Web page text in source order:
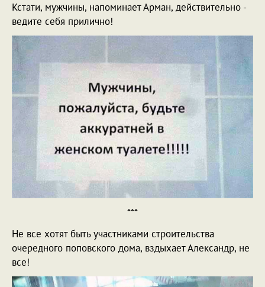
Кстати, мужчины, напоминает Арман, действительно -
ведите себя прилично!
***
Не все хотят быть участниками строительства
очередного поповского дома, вздыхает Александр, не
все!